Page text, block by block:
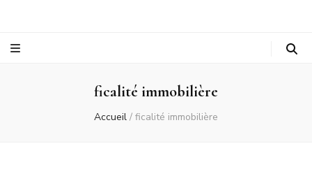
ficalité immobilière
Accueil / ficalité immobilière